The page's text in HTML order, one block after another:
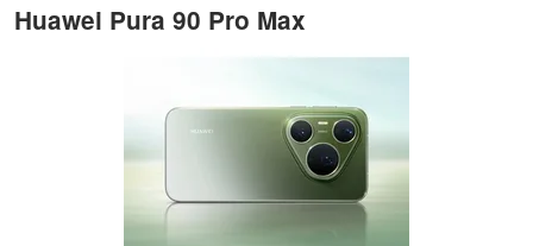
Huawei Pura 90 Pro Max